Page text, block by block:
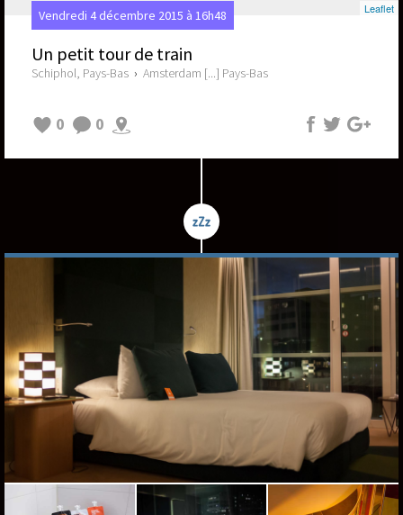
Leaflet
Vendredi 4 décembre 2015 à 16h48
Un petit tour de train
Schiphol, Pays-Bas › Amsterdam [...] Pays-Bas
0 0